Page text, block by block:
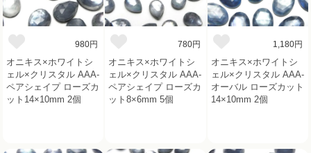
980円
オニキス×ホワイトシ
ェル×クリスタル AAA-
ペアシェイプ ローズカ
ット14×10mm 2個
780円
オニキス×ホワイトシ
ェル×クリスタル AAA-
ペアシェイプ ローズカ
ット8×6mm 5個
1,180円
オニキス×ホワイトシ
ェル×クリスタル AAA-
オーバル ローズカット
14×10mm 2個